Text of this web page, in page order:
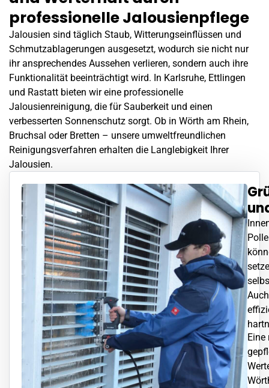
professionelle Jalousienpflege
Jalousien sind täglich Staub, Witterungseinflüssen und
Schmutzablagerungen ausgesetzt, wodurch sie nicht nur
ihr ansprechendes Aussehen verlieren, sondern auch ihre
Funktionalität beeinträchtigt wird. In Karlsruhe, Ettlingen
und Rastatt bieten wir eine professionelle
Jalousienreinigung, die für Sauberkeit und einen
verbesserten Sonnenschutz sorgt. Ob in Wörth am Rhein,
Bruchsal oder Bretten – unsere umweltfreundlichen
Reinigungsverfahren erhalten die Langlebigkeit Ihrer
Jalousien.